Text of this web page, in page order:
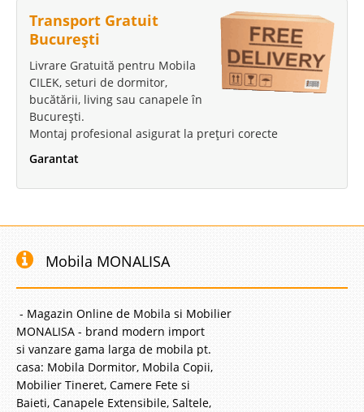
Transport Gratuit
București
Livrare Gratuită pentru Mobila
CILEK, seturi de dormitor,
bucătării, living sau canapele în
București.
Montaj profesional asigurat la prețuri corecte
Garantat
Mobila MONALISA
- Magazin Online de Mobila si Mobilier
MONALISA - brand modern import
si vanzare gama larga de mobila pt.
casa: Mobila Dormitor, Mobila Copii,
Mobilier Tineret, Camere Fete si
Baieti, Canapele Extensibile, Saltele,